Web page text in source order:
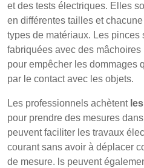
et des tests électriques. Elles
en différentes tailles et
types de matériaux. Les pinces
fabriquées avec des
pour empêcher les dommages
par le contact avec les objets.
Les professionnels achètent
pour prendre des mesures
peuvent faciliter les travaux
courant sans avoir à déplacer
de mesure. ls peuvent